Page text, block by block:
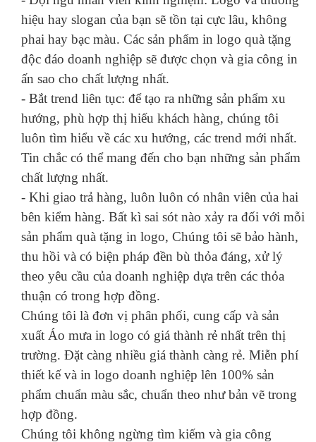
hiệu hay slogan của bạn sẽ tồn tại cực lâu, không
phai hay bạc màu. Các sản phẩm in logo quà tặng
độc đáo doanh nghiệp sẽ được chọn và gia công in
ấn sao cho chất lượng nhất.
- Bắt trend liên tục: để tạo ra những sản phẩm xu
hướng, phù hợp thị hiếu khách hàng, chúng tôi
luôn tìm hiểu về các xu hướng, các trend mới nhất.
Tin chắc có thể mang đến cho bạn những sản phẩm
chất lượng nhất.
- Khi giao trả hàng, luôn luôn có nhân viên của hai
bên kiểm hàng. Bất kì sai sót nào xảy ra đối với mỗi
sản phẩm quà tặng in logo, Chúng tôi sẽ bảo hành,
thu hồi và có biện pháp đền bù thỏa đáng, xử lý
theo yêu cầu của doanh nghiệp dựa trên các thỏa
thuận có trong hợp đồng.
Chúng tôi là đơn vị phân phối, cung cấp và sản
xuất Áo mưa in logo có giá thành rẻ nhất trên thị
trường. Đặt càng nhiều giá thành càng rẻ. Miễn phí
thiết kế và in logo doanh nghiệp lên 100% sản
phẩm chuẩn màu sắc, chuẩn theo như bản vẽ trong
hợp đồng.
Chúng tôi không ngừng tìm kiếm và gia công